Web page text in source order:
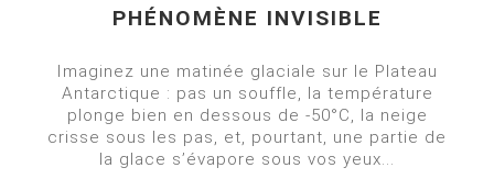
PHÉNOMÈNE INVISIBLE
Imaginez une matinée glaciale sur le Plateau
Antarctique : pas un souffle, la température
plonge bien en dessous de -50°C, la neige
crisse sous les pas, et, pourtant, une partie de
la glace s’évapore sous vos yeux...